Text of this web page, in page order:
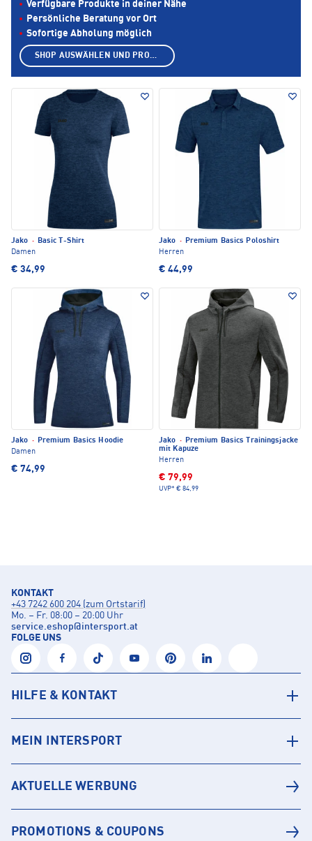
Jako · Basic T-Shirt
Damen
€ 34,99
Jako · Premium Basics Poloshirt
Herren
€ 44,99
Jako · Premium Basics Hoodie
Damen
€ 74,99
Jako · Premium Basics Trainingsjacke
mit Kapuze
Herren
€ 79,99
UVP* € 84,99
Verfügbare Produkte in deiner Nähe
Persönliche Beratung vor Ort
Sofortige Abholung möglich
SHOP AUSWÄHLEN UND PRODUKTE ANZEIGEN
KONTAKT
+43 7242 600 204 (zum Ortstarif)
Mo. – Fr. 08:00 – 20:00 Uhr
service.eshop@intersport.at
FOLGE UNS
HILFE & KONTAKT
MEIN INTERSPORT
AKTUELLE WERBUNG
PROMOTIONS & COUPONS